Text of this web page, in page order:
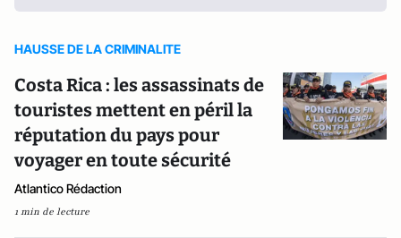
HAUSSE DE LA CRIMINALITE
Costa Rica : les assassinats de
touristes mettent en péril la
réputation du pays pour
voyager en toute sécurité
Atlantico Rédaction
1 min de lecture